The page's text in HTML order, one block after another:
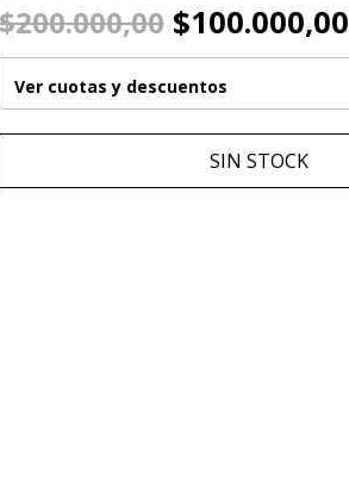
$100.000,00
Ver cuotas y descuentos
SIN STOCK